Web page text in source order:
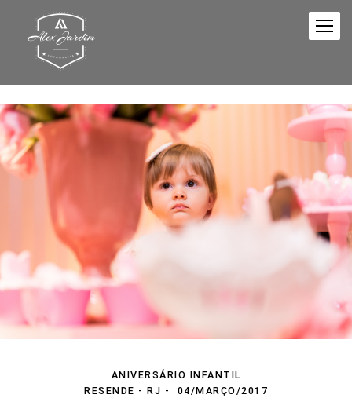
ANIVERSÁRIO INFANTIL
RESENDE - RJ
04/MARÇO/2017